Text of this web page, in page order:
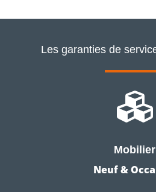
Les garanties de

Mobilier
Neuf &